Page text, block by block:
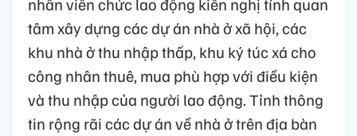
tâm xây dựng các dự án nhà ở xã hội, các
khu nhà ở thu nhập thấp, khu ký túc xá cho
công nhân thuê, mua phù hợp với điều kiện
và thu nhập của người lao động. Tỉnh thông
tin rộng rãi các dự án về nhà ở trên địa bàn